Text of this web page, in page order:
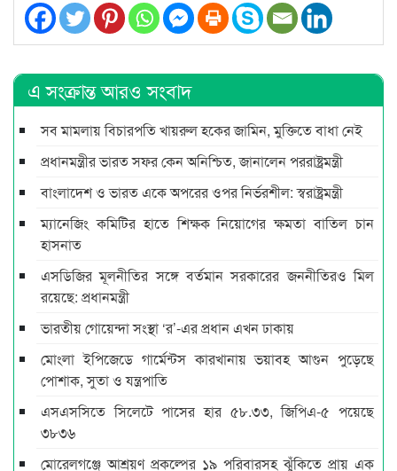
এ সংক্রান্ত আরও সংবাদ
সব মামলায় বিচারপতি খায়রুল হকের জামিন, মুক্তিতে বাধা নেই
প্রধানমন্ত্রীর ভারত সফর কেন অনিশ্চিত, জানালেন পররাষ্ট্রমন্ত্রী
বাংলাদেশ ও ভারত একে অপরের ওপর নির্ভরশীল: স্বরাষ্ট্রমন্ত্রী
ম্যানেজিং কমিটির হাতে শিক্ষক নিয়োগের ক্ষমতা বাতিল চান
হাসনাত
এসডিজির মূলনীতির সঙ্গে বর্তমান সরকারের জননীতিরও মিল
রয়েছে: প্রধানমন্ত্রী
ভারতীয় গোয়েন্দা সংস্থা ‘র’-এর প্রধান এখন ঢাকায়
মোংলা ইপিজেডে গার্মেন্টস কারখানায় ভয়াবহ আগুন পুড়েছে
পোশাক, সুতা ও যন্ত্রপাতি
এসএসসিতে সিলেটে পাসের হার ৫৮.৩৩, জিপিএ-৫ পয়েছে
৩৮৩৬
মোরেলগঞ্জে আশ্রয়ণ প্রকল্পের ১৯ পরিবারসহ ঝুঁকিতে প্রায় এক